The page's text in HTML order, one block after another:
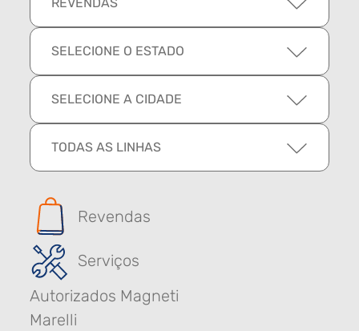
REVENDAS
SELECIONE O ESTADO
SELECIONE A CIDADE
TODAS AS LINHAS
Revendas
Serviços
Autorizados Magneti
Marelli